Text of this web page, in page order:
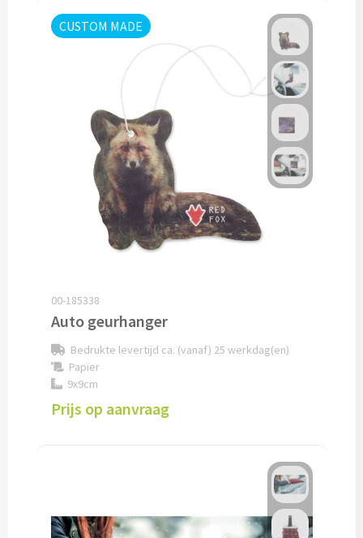
Oplaadkabels bedrukken
Telefoonhouders bedrukken
Telefoonhoesjes bedrukken
USB-hubs bedrukken
Computermuizen bedrukken
Laserpointers bedrukken
Smartwatches & Klokken
Smartwatches bedrukken
Verpleegster horloges bedrukken
CUSTOM MADE
00-185338
Auto geurhanger
Bedrukte levertijd ca. (vanaf) 25 werkdag(en)
Papier
9x9cm
Prijs op aanvraag